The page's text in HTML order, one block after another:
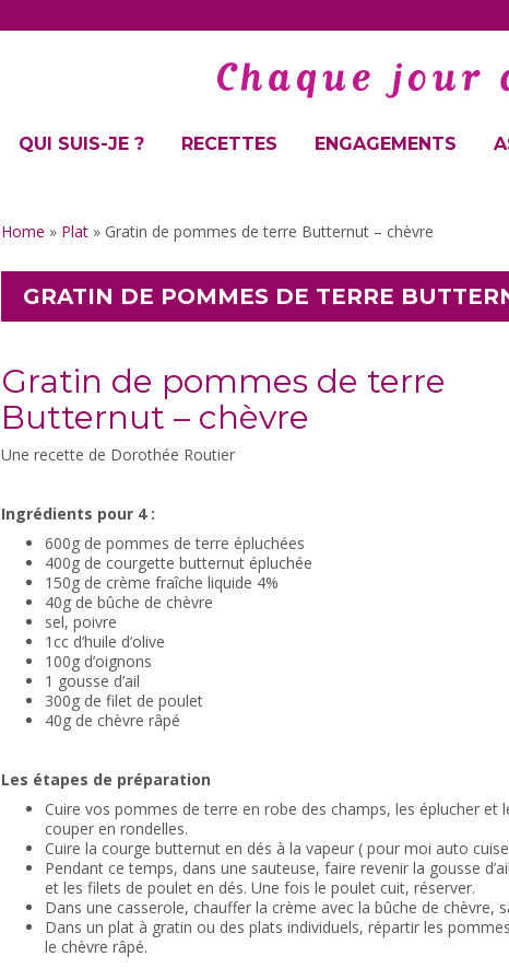
QUI SUIS-JE ? RECETTES ENGAGEMENTS
Home » Plat» Gratin de pommes de terre Butternut – chèvre
GRATIN DE POMMES DE TERRE
Gratin de pommes de terre
Butternut – chèvre
Une recette de Dorothée Routier
Ingrédients pour 4 :
600g de pommes de terre épluchées
400g de courgette butternut épluchée
150g de crème fraîche liquide 4%
40g de bûche de chèvre
sel, poivre
1cc d’huile d’olive
100g d’oignons
1 gousse d’ail
300g de filet de poulet
40g de chèvre râpé
Les étapes de préparation
Cuire vos pommes de terre en robe des champs, les éplucher et
couper en rondelles.
Cuire la courge butternut en dés à la vapeur ( pour moi auto
Pendant ce temps, dans une sauteuse, faire revenir la gousse
et les filets de poulet en dés. Une fois le poulet cuit, réserver.
Dans une casserole, chauffer la crème avec la bûche de
Dans un plat à gratin ou des plats individuels, répartir les
le chèvre râpé.